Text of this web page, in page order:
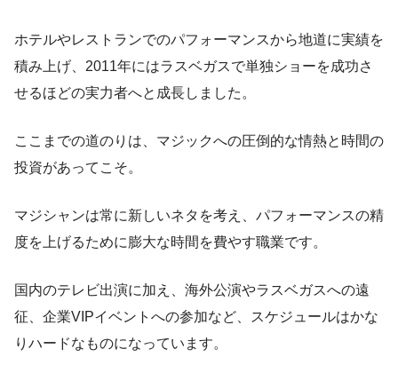
ホテルやレストランでのパフォーマンスから地道に実績を
積み上げ、2011年にはラスベガスで単独ショーを成功さ
せるほどの実力者へと成長しました。
ここまでの道のりは、マジックへの圧倒的な情熱と時間の
投資があってこそ。
マジシャンは常に新しいネタを考え、パフォーマンスの精
度を上げるために膨大な時間を費やす職業です。
国内のテレビ出演に加え、海外公演やラスベガスへの遠
征、企業VIPイベントへの参加など、スケジュールはかな
りハードなものになっています。